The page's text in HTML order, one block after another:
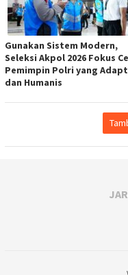
Gunakan Sistem Modern,
Seleksi Akpol 2026 Fokus
Pemimpin Polri yang
dan Humanis